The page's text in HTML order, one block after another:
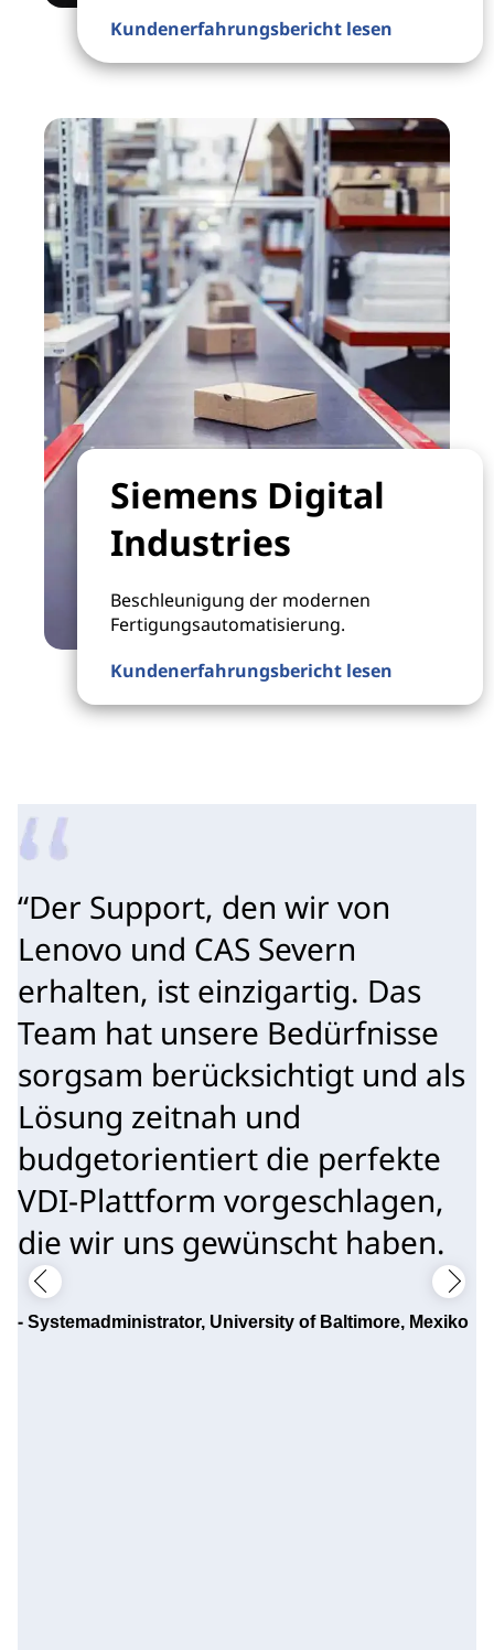
Kundenerfahrungsbericht lesen
Siemens Digital
Industries
Beschleunigung der modernen
Fertigungsautomatisierung.
Kundenerfahrungsbericht lesen
“Der Support, den wir von
Lenovo und CAS Severn
erhalten, ist einzigartig. Das
Team hat unsere Bedürfnisse
sorgsam berücksichtigt und als
Lösung zeitnah und
budgetorientiert die perfekte
VDI-Plattform vorgeschlagen,
die wir uns gewünscht haben.
- Systemadministrator, University of Baltimore, Mexiko